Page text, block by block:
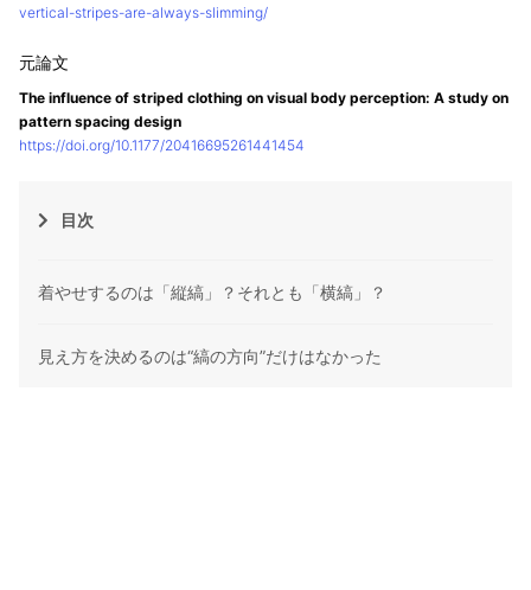
vertical-stripes-are-always-slimming/
The influence of striped clothing on visual body perception: A study on
pattern spacing design
https://doi.org/10.1177/20416695261441454
目次
着やせするのは「縦縞」？それとも「横縞」？
見え方を決めるのは“縞の方向”だけはなかった